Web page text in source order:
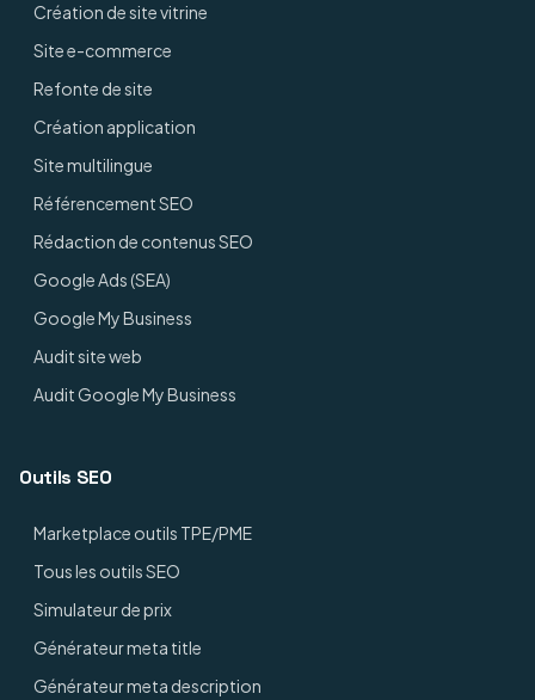
Création de site vitrine
Site e-commerce
Refonte de site
Création application
Site multilingue
Référencement SEO
Rédaction de contenus SEO
Google Ads (SEA)
Google My Business
Audit site web
Audit Google My Business
Outils SEO
Marketplace outils TPE/PME
Tous les outils SEO
Simulateur de prix
Générateur meta title
Générateur meta description